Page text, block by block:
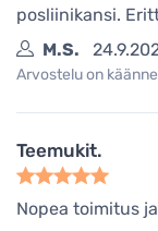
posliinikansi.
M.S.
Arvostelu on
Teemukit.
Nopea toimitus